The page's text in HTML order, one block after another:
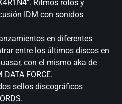
Ritmos rotos y
IDM con sonidos
en diferentes
entre los últimos discos en
con el mismo aka de
FORCE.
sellos discográficos